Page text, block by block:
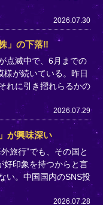
2026.07.30
」の下落‼
点滅中で、6月までの
様が続いている。昨日
れに引き摺れらるかの
2026.07.29
が興味深い
旅行”でも、その国と
好印象を持つからと言
い。中国国内のSNS投
2026.07.28